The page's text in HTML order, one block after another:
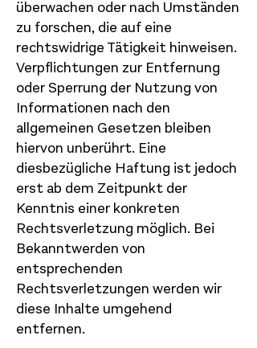
überwachen oder nach Umständen
zu forschen, die auf eine
rechtswidrige Tätigkeit hinweisen.
Verpflichtungen zur Entfernung
oder Sperrung der Nutzung von
Informationen nach den
allgemeinen Gesetzen bleiben
hiervon unberührt. Eine
diesbezügliche Haftung ist jedoch
erst ab dem Zeitpunkt der
Kenntnis einer konkreten
Rechtsverletzung möglich. Bei
Bekanntwerden von
entsprechenden
Rechtsverletzungen werden wir
diese Inhalte umgehend
entfernen.